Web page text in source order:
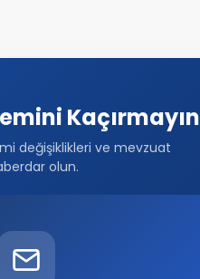
Kaçırmayın
değişiklikleri ve mevzuat
olun.